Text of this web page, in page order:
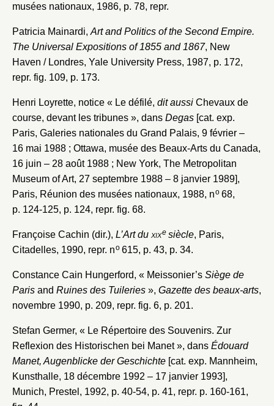
musées nationaux, 1986, p. 78, repr.
Patricia Mainardi, Art and Politics of the Second Empire.
The Universal Expositions of 1855 and 1867, New
Haven / Londres, Yale University Press, 1987, p. 172,
repr. fig. 109, p. 173.
Henri Loyrette, notice « Le défilé, dit aussi Chevaux de
course, devant les tribunes », dans Degas [cat. exp.
Paris, Galeries nationales du Grand Palais, 9 février –
16 mai 1988 ; Ottawa, musée des Beaux-Arts du Canada,
16 juin – 28 août 1988 ; New York, The Metropolitan
Museum of Art, 27 septembre 1988 – 8 janvier 1989],
Paris, Réunion des musées nationaux, 1988, no68,
p. 124-125, p. 124, repr. fig. 68.
Françoise Cachin (dir.), L’Art du xixesiècle, Paris,
Citadelles, 1990, repr. no615, p. 43, p. 34.
Constance Cain Hungerford, « Meissonier’s Siège de
Paris and Ruines des Tuileries », Gazette des beaux-arts,
novembre 1990, p. 209, repr. fig. 6, p. 201.
Stefan Germer, « Le Répertoire des Souvenirs. Zur
Reflexion des Historischen bei Manet », dans Édouard
Manet, Augenblicke der Geschichte [cat. exp. Mannheim,
Kunsthalle, 18 décembre 1992 – 17 janvier 1993],
Munich, Prestel, 1992, p. 40-54, p. 41, repr. p. 160-161,